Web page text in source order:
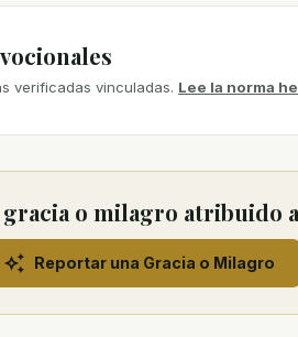
verificadas vinculadas. Lee la norma
gracia o milagro atribuido
Reportar una Gracia o Milagro